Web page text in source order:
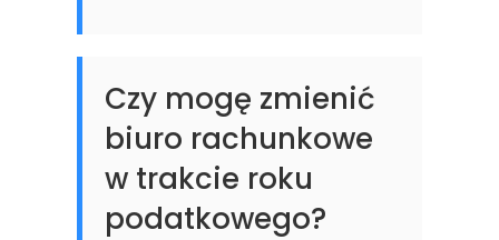
Czy mogę zmienić
biuro rachunkowe
w trakcie roku
podatkowego?